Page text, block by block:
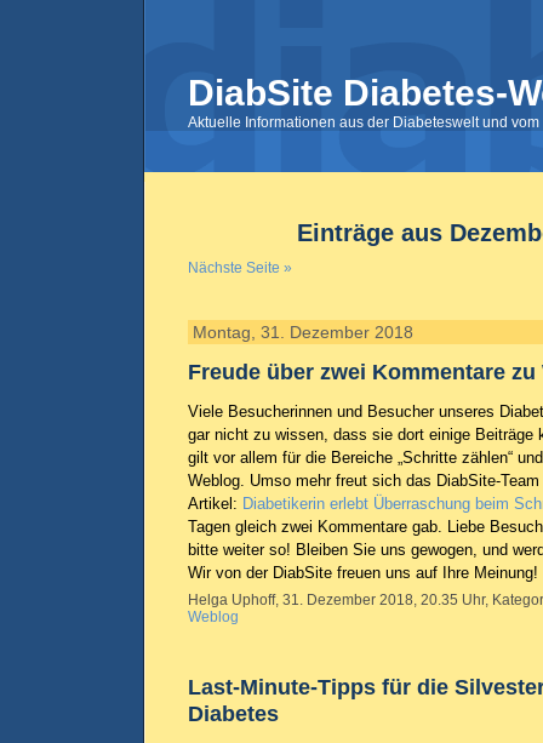
DiabSite Diabetes-
Aktuelle Informationen aus der Diabeteswelt und
Einträge aus
Nächste Seite »
Montag, 31. Dezember 2018
Freude über zwei Kommentare
Viele Besucherinnen und Besucher unseres
gar nicht zu wissen, dass sie dort einige Beiträge
gilt vor allem für die Bereiche „Schritte zählen“
Weblog. Umso mehr freut sich das DiabSite-
Artikel: Diabetikerin erlebt Überraschung beim
Tagen gleich zwei Kommentare gab. Liebe
bitte weiter so! Bleiben Sie uns gewogen, und
Wir von der DiabSite freuen uns auf Ihre Meinung!
Helga Uphoff, 31. Dezember 2018, 20.35 Uhr,
Weblog
Last-Minute-Tipps für die
Diabetes